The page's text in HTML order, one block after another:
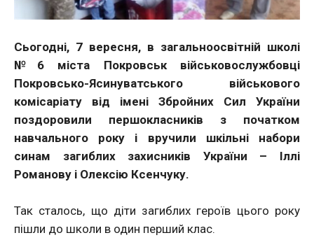
Сьогодні, 7 вересня, в загальноосвітній школі
№6 міста Покровськ військовослужбовці
Покровсько-Ясинуватського військового
комісаріату від імені Збройних Сил України
поздоровили першокласників з початком
навчального року і вручили шкільні набори
синам загиблих захисників України – Іллі
Романову і Олексію Ксенчуку.
Так сталось, що діти загиблих героїв цього року
пішли до школи в один перший клас.